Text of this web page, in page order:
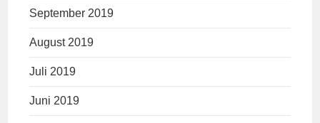
September 2019
August 2019
Juli 2019
Juni 2019